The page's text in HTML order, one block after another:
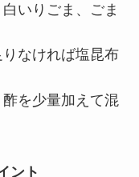
いりごま、ごま
なければ塩昆布
を少量加えて混
ント